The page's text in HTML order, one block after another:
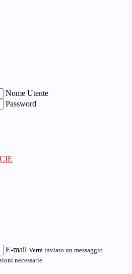
Nome Utente
Password
E-mail Verrà inviato un messaggio
necessarie.